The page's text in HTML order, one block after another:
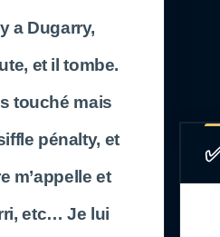
a Dugarry,
et il tombe.
touché mais
pénalty, et
m’appelle et
etc… Je lui